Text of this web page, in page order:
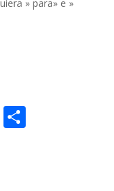
» para» e »
C